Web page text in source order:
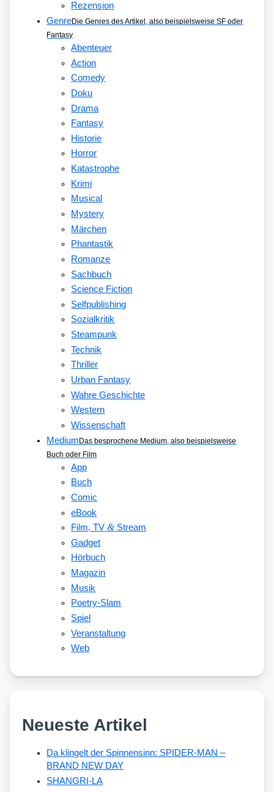
Rezension
GenreDie Genres des Artikel, also beispielsweise SF oder
Fantasy
Abenteuer
Action
Comedy
Doku
Drama
Fantasy
Historie
Horror
Katastrophe
Krimi
Musical
Mystery
Märchen
Phantastik
Romanze
Sachbuch
Science Fiction
Selfpublishing
Sozialkritik
Steampunk
Technik
Thriller
Urban Fantasy
Wahre Geschichte
Western
Wissenschaft
MediumDas besprochene Medium, also beispielsweise
Buch oder Film
App
Buch
Comic
eBook
Film, TV&Stream
Gadget
Hörbuch
Magazin
Musik
Poetry-Slam
Spiel
Veranstaltung
Web
Neueste Artikel
Da klingelt der Spinnensinn: SPIDER-MAN –
BRAND NEW DAY
SHANGRI-LA